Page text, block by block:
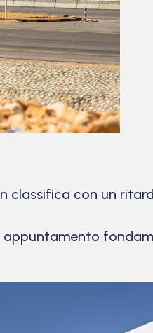
classifica con un
appuntamento